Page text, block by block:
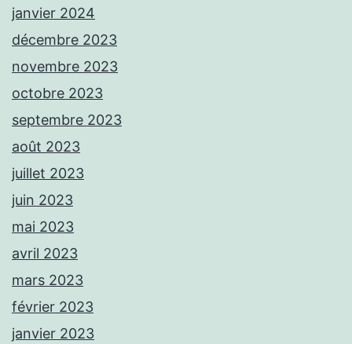
janvier 2024
décembre 2023
novembre 2023
octobre 2023
septembre 2023
août 2023
juillet 2023
juin 2023
mai 2023
avril 2023
mars 2023
février 2023
janvier 2023